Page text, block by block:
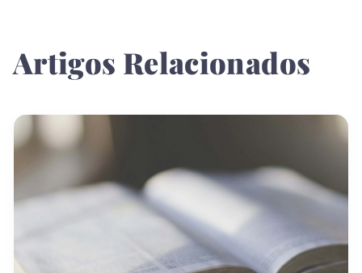
Artigos Relacionados